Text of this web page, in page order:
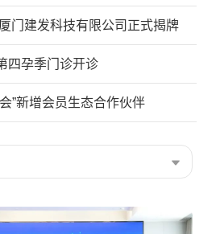
门建发科技有限公司正式揭牌
四孕季门诊开诊
”新增会员生态合作伙伴